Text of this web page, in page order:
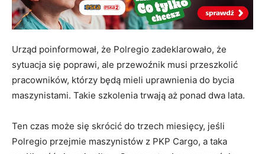
Urząd poinformował, że Polregio zadeklarowało, że
sytuacja się poprawi, ale przewoźnik musi przeszkolić
pracowników, którzy będą mieli uprawnienia do bycia
maszynistami. Takie szkolenia trwają aż ponad dwa lata.
Ten czas może się skrócić do trzech miesięcy, jeśli
Polregio przejmie maszynistów z PKP Cargo, a taka